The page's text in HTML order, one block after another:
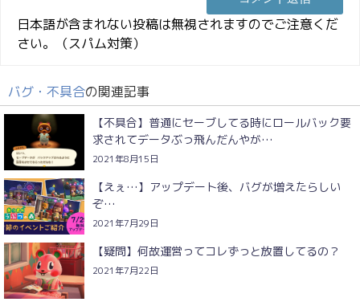
日本語が含まれない投稿は無視されますのでご注意くだ
さい。（スパム対策）
バグ・不具合の関連記事
【不具合】普通にセーブしてる時にロールバック要
求されてデータぶっ飛んだんやが…
2021年8月15日
【えぇ…】アップデート後、バグが増えたらしい
ぞ…
2021年7月29日
【疑問】何故運営ってコレずっと放置してるの？
2021年7月22日